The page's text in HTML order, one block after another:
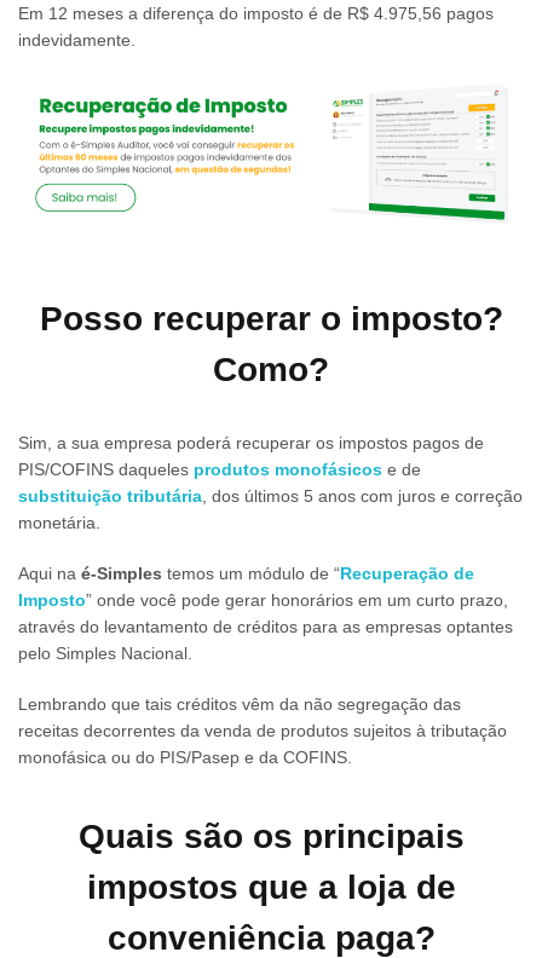
Em 12 meses a diferença do imposto é de R$ 4.975,56 pagos
indevidamente.
Posso recuperar o imposto?
Como?
Sim, a sua empresa poderá recuperar os impostos pagos de
PIS/COFINS daqueles produtos monofásicos e de
substituição tributária , dos últimos 5 anos com juros e correção
monetária.
Aqui na é-Simples temos um módulo de “Recuperação de
Imposto” onde você pode gerar honorários em um curto prazo,
através do levantamento de créditos para as empresas optantes
pelo Simples Nacional.
Lembrando que tais créditos vêm da não segregação das
receitas decorrentes da venda de produtos sujeitos à tributação
monofásica ou do PIS/Pasep e da COFINS.
Quais são os principais
impostos que a loja de
conveniência paga?